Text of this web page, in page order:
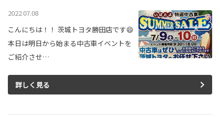
2022.07.08
こんにちは！！ 茨城トヨタ勝田店です😄
本日は明日から始まる中古車イベントを
ご紹介させ…
詳しく見る